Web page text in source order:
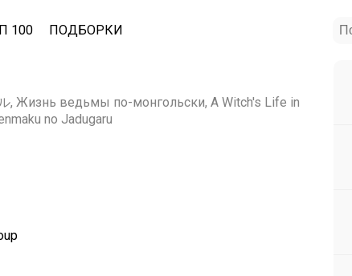
100 ПОДБОРКИ
, Жизнь ведьмы по-монгольски, A Witch's Life in
no Jadugaru